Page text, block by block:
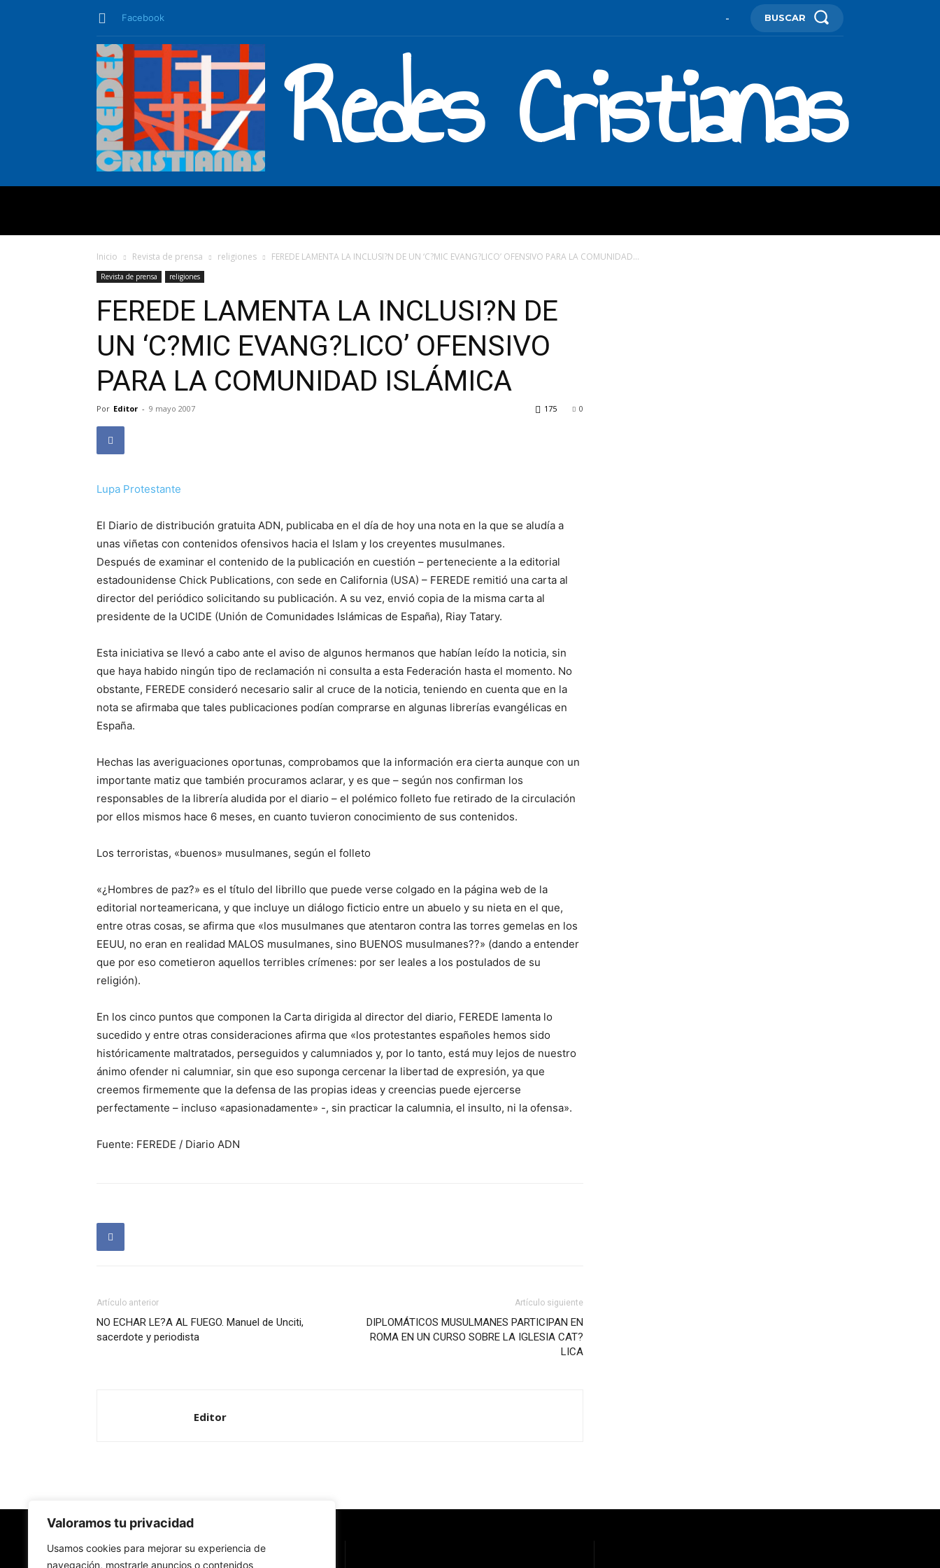
Valoramos tu privacidad
Usamos cookies para mejorar su experiencia de
navegación, mostrarle anuncios o contenidos
Facebook - BUSCAR
Redes Cristianas
Inicio Revista de prensa religiones FEREDE LAMENTA LA INCLUSI?N DE UN ‘C?MIC EVANG?LICO’ OFENSIVO PARA LA COMUNIDAD...
Revista de prensa religiones
FEREDE LAMENTA LA INCLUSI?N DE
UN ‘C?MIC EVANG?LICO’ OFENSIVO
PARA LA COMUNIDAD ISLÁMICA
Por Editor - 9 mayo 2007 0
175
Lupa Protestante
El Diario de distribución gratuita ADN, publicaba en el día de hoy una nota en la que se aludía a
unas viñetas con contenidos ofensivos hacia el Islam y los creyentes musulmanes.
Después de examinar el contenido de la publicación en cuestión – perteneciente a la editorial
estadounidense Chick Publications, con sede en California (USA) – FEREDE remitió una carta al
director del periódico solicitando su publicación. A su vez, envió copia de la misma carta al
presidente de la UCIDE (Unión de Comunidades Islámicas de España), Riay Tatary.
Esta iniciativa se llevó a cabo ante el aviso de algunos hermanos que habían leído la noticia, sin
que haya habido ningún tipo de reclamación ni consulta a esta Federación hasta el momento. No
obstante, FEREDE consideró necesario salir al cruce de la noticia, teniendo en cuenta que en la
nota se afirmaba que tales publicaciones podían comprarse en algunas librerías evangélicas en
España.
Hechas las averiguaciones oportunas, comprobamos que la información era cierta aunque con un
importante matiz que también procuramos aclarar, y es que – según nos confirman los
responsables de la librería aludida por el diario – el polémico folleto fue retirado de la circulación
por ellos mismos hace 6 meses, en cuanto tuvieron conocimiento de sus contenidos.
Los terroristas, «buenos» musulmanes, según el folleto
«¿Hombres de paz?» es el título del librillo que puede verse colgado en la página web de la
editorial norteamericana, y que incluye un diálogo ficticio entre un abuelo y su nieta en el que,
entre otras cosas, se afirma que «los musulmanes que atentaron contra las torres gemelas en los
EEUU, no eran en realidad MALOS musulmanes, sino BUENOS musulmanes??» (dando a entender
que por eso cometieron aquellos terribles crímenes: por ser leales a los postulados de su
religión).
En los cinco puntos que componen la Carta dirigida al director del diario, FEREDE lamenta lo
sucedido y entre otras consideraciones afirma que «los protestantes españoles hemos sido
históricamente maltratados, perseguidos y calumniados y, por lo tanto, está muy lejos de nuestro
ánimo ofender ni calumniar, sin que eso suponga cercenar la libertad de expresión, ya que
creemos firmemente que la defensa de las propias ideas y creencias puede ejercerse
perfectamente – incluso «apasionadamente» -, sin practicar la calumnia, el insulto, ni la ofensa».
Fuente: FEREDE / Diario ADN
Artículo anterior
NO ECHAR LE?A AL FUEGO. Manuel de Unciti,
sacerdote y periodista
Artículo siguiente
DIPLOMÁTICOS MUSULMANES PARTICIPAN EN
ROMA EN UN CURSO SOBRE LA IGLESIA CAT?
LICA
Editor